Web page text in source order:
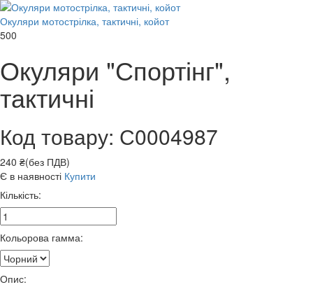
Окуляри мотострілка, тактичні, койот
500
Окуляри "Спортінг",
тактичні
Код товару: С0004987
240 ₴(без ПДВ)
Є в наявності Купити
Кількість:
Кольорова гамма:
Опис: